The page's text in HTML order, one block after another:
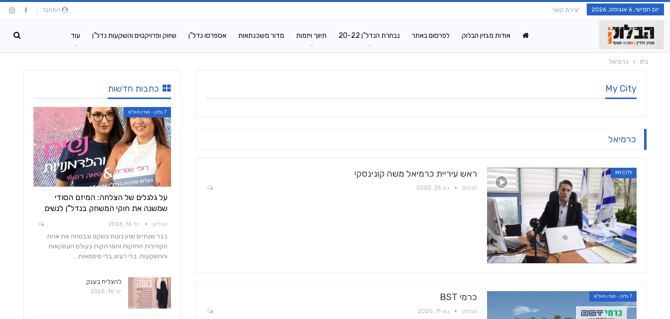
התחבר יום חמישי, 6 אוגוסט, 2026 יצירת קשר
אודות מגזין הבלוק לפרסום באתר נבחרת הנדל"ן 20-22 תיווך ויזמות מדור משכנתאות אספרסו נדל"ן שיווק ופרויקטים והשקעות נדל"ן עוד
בית כרמיאל
My City
כרמיאל
MY CITY ראש עיריית כרמיאל משה קונינסקי
הבלוק נוב 25, 2020
7 בלוק - מגזין סופ"ש כרמי BST
הבלוק נוב 11, 2020
כתבות חדשות
7 בלוק - מגזין סופ"ש
על גלגלים של הצלחה: המיזם הסודי
שמשנה את חוקי המשחק בנדל"ן לנשים
הבלוק יול 16, 2026
כבר שנתיים שהן בונות בשקט ובבטחה את אחת
הקהילות החזקות והמרתקות בעולם העסקאות
וההשקעות. בלי רעש, בלי סיסמאות…
להצליח בענק
יול 16, 2026